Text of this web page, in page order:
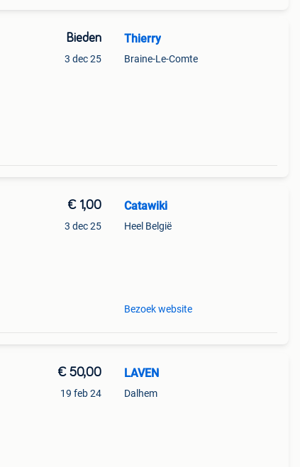
Bieden
3 dec 25
Thierry
Braine-Le-Comte
€ 1,00
3 dec 25
Catawiki
Heel België
Bezoek website
€ 50,00
19 feb 24
LAVEN
Dalhem